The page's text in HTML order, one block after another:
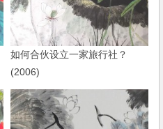
如何合伙设立一家旅行社？
(2006)